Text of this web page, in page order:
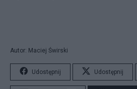
Autor: Maciej Świrski
Udostępnij Udostępnij